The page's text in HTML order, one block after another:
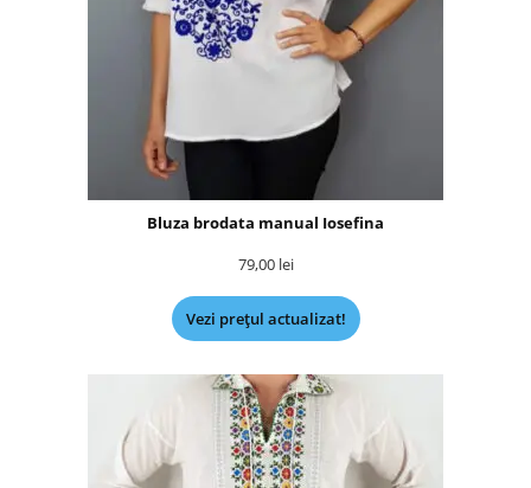
Bluza brodata manual Iosefina
79,00 lei
Vezi prețul actualizat!